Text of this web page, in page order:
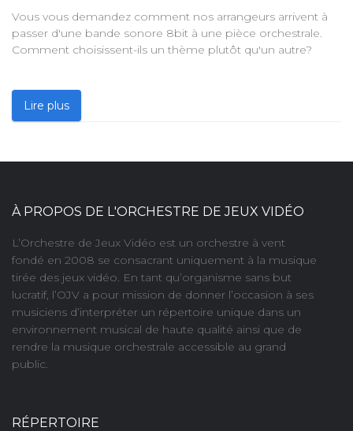
Vous vous demandez comment nos arrangeurs arrivent à
passer d'une bande sonore 8bit à une pièce orchestrale.
Comment choisissent-ils un thème plutôt qu'un autre?
Lire plus
À PROPOS DE L'ORCHESTRE DE JEUX VIDÉO
L’Orchestre de Jeux Vidéo est un orchestre à vent
fondé en 2008 se consacrant uniquement à la musique
tirée des jeux vidéo. En tant qu’organisme sans but
lucratif, l’OJV a pour mission de donner l’occasion à ses
musiciens d’interpréter un répertoire unique dans un
environnement musical de haute qualité ainsi que de
rendre la musique orchestrale accessible au grand
public.
RÉPERTOIRE